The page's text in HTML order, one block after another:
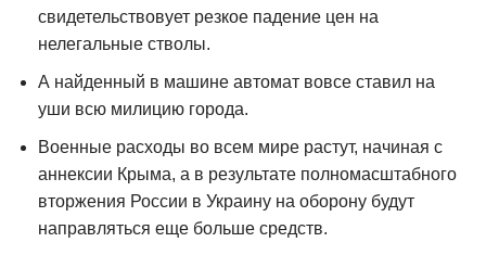
свидетельствовует резкое падение цен на
нелегальные стволы.
А найденный в машине автомат вовсе ставил на
уши всю милицию города.
Военные расходы во всем мире растут, начиная с
аннексии Крыма, а в результате полномасштабного
вторжения России в Украину на оборону будут
направляться еще больше средств.